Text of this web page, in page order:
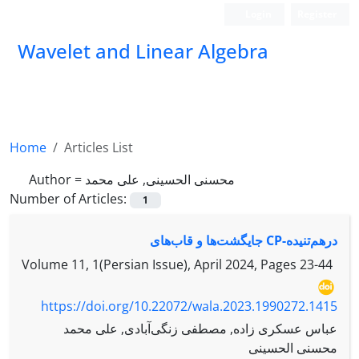
Wavelet and Linear Algebra
Home
Articles List
Author = محسنی الحسینی, علی محمد
Number of Articles:
1
درهم‌تنیده-CP جایگشت‌ها و قاب‌های
Volume 11, 1(Persian Issue), April 2024, Pages 23-44
https://doi.org/10.22072/wala.2023.1990272.1415
عباس عسکری زاده, مصطفی زنگی‌آبادی, علی محمد
محسنی الحسینی